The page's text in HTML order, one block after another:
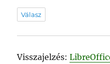
Válasz
Visszajelzés: